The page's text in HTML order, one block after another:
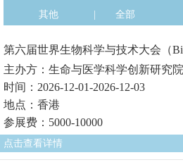
其他
全部
第六届世界生物科学与技术大会（
主办方：生命与医学科学创新研究
时间：2026-12-01-2026-12-03
地点：香港
参展费：5000-10000
点击查看详情